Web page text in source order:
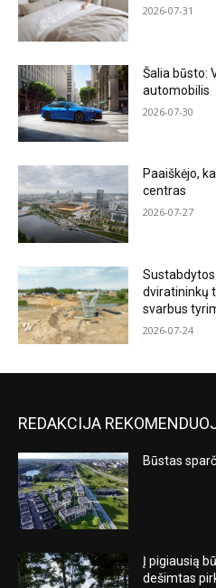
2026-07-31
Šalia būsto:
automobilis
2026-07-30
Paaiškėjo,
centras
2026-07-27
dviratininkų
svarbus
2026-07-24
REDAKCIJA
Būstas
Į pigiausią
dešimtas